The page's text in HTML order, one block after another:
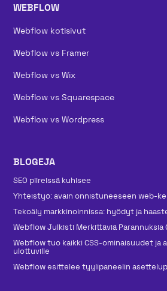
WEBFLOW
Webflow kotisivut
Webflow vs Framer
Webflow vs Wix
Webflow vs Squarespace
Webflow vs Wordpress
BLOGEJA
SEO piireissä kuhisee
Yhteistyö: avain onnistuneeseen web-
Tekoäly markkinoinnissa: hyödyt ja
Webflow Julkisti Merkittäviä Parannuksia
Webflow tuo kaikki CSS-ominaisuudet ja
ulottuville
Webflow esittelee tyylipaneelin